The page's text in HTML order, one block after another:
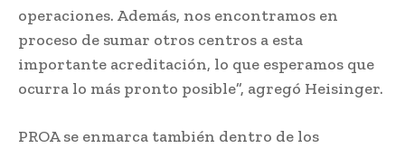
operaciones. Además, nos encontramos en
proceso de sumar otros centros a esta
importante acreditación, lo que esperamos que
ocurra lo más pronto posible”, agregó Heisinger.
PROA se enmarca también dentro de los